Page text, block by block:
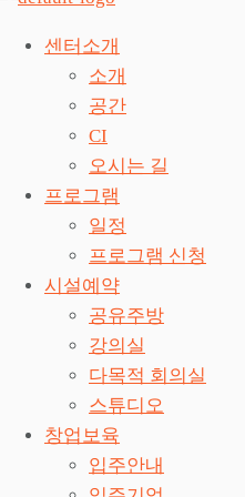
센터소개
소개
공간
CI
오시는 길
프로그램
일정
프로그램 신청
시설예약
공유주방
강의실
다목적 회의실
스튜디오
창업보육
입주안내